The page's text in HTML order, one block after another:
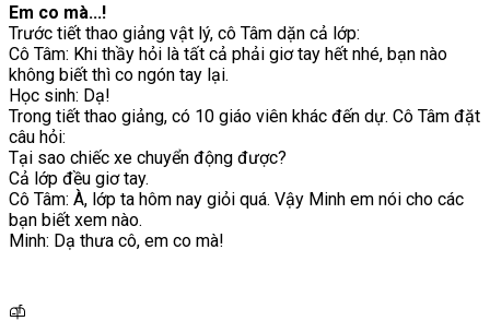
Em co mà...!
Trước tiết thao giảng vật lý, cô Tâm dặn cả lớp:
Cô Tâm: Khi thầy hỏi là tất cả phải giơ tay hết nhé, bạn nào
không biết thì co ngón tay lại.
Học sinh: Dạ!
Trong tiết thao giảng, có 10 giáo viên khác đến dự. Cô Tâm đặt
câu hỏi:
Tại sao chiếc xe chuyển động được?
Cả lớp đều giơ tay.
Cô Tâm: À, lớp ta hôm nay giỏi quá. Vậy Minh em nói cho các
bạn biết xem nào.
Minh: Dạ thưa cô, em co mà!